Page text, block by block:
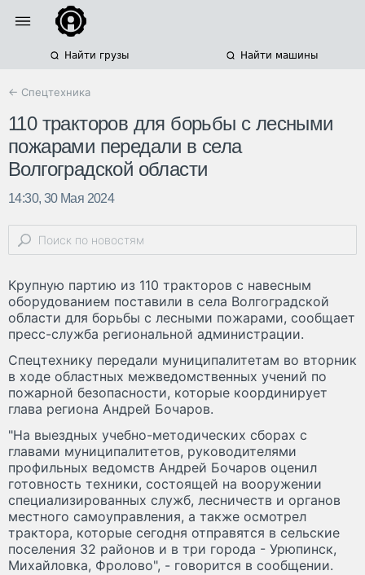
Найти грузы Найти машины
← Спецтехника
110 тракторов для борьбы с лесными
пожарами передали в села
Волгоградской области
14:30, 30 Мая 2024
Крупную партию из 110 тракторов с навесным
оборудованием поставили в села Волгоградской
области для борьбы с лесными пожарами, сообщает
пресс-служба региональной администрации.
Спецтехнику передали муниципалитетам во вторник
в ходе областных межведомственных учений по
пожарной безопасности, которые координирует
глава региона Андрей Бочаров.
"На выездных учебно-методических сборах с
главами муниципалитетов, руководителями
профильных ведомств Андрей Бочаров оценил
готовность техники, состоящей на вооружении
специализированных служб, лесничеств и органов
местного самоуправления, а также осмотрел
трактора, которые сегодня отправятся в сельские
поселения 32 районов и в три города - Урюпинск,
Михайловка, Фролово", - говорится в сообщении.